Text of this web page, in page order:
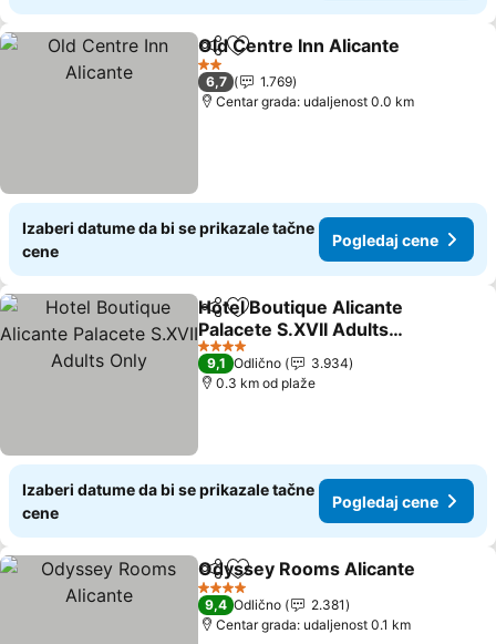
Deli Dodati u favorite
Old Centre Inn Alicante
2 Zvezdice
6,7
1.769
Centar grada: udaljenost 0.0 km
Izaberi datume da bi se prikazale tačne
cene
Pogledaj cene
Deli Dodati u favorite
Hotel Boutique Alicante
Palacete S.XVII Adults
Only
4 Zvezdice
9,1 Odlično
3.934
0.3 km od plaže
Izaberi datume da bi se prikazale tačne
cene
Pogledaj cene
Deli Dodati u favorite
Odyssey Rooms Alicante
4 Zvezdice
9,4 Odlično
2.381
Centar grada: udaljenost 0.1 km